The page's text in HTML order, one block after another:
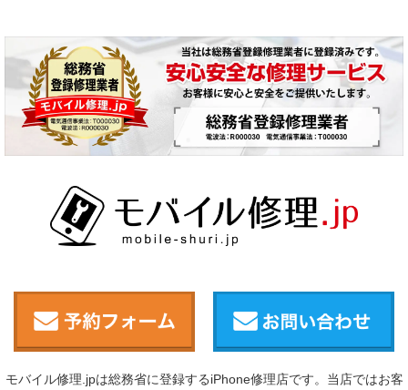
モバイル修理.jpは総務省に登録するiPhone修理店です。当店ではお客